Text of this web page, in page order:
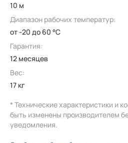
10 м
Диапазон рабочих температур:
от -20 до 60 °C
Гарантия:
12 месяцев
Вес:
17 кг
* Технические характеристики и
быть изменены производителем
уведомления.